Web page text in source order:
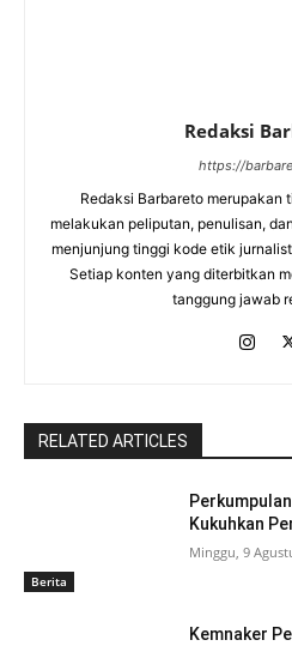
Redaksi
https://
Redaksi Barbareto merupakan
melakukan peliputan, penulisan,
menjunjung tinggi kode etik
Setiap konten yang diterbitkan
tanggung jawab
RELATED ARTICLES
Berita
Kukuhkan
Minggu, 9
Kemnaker